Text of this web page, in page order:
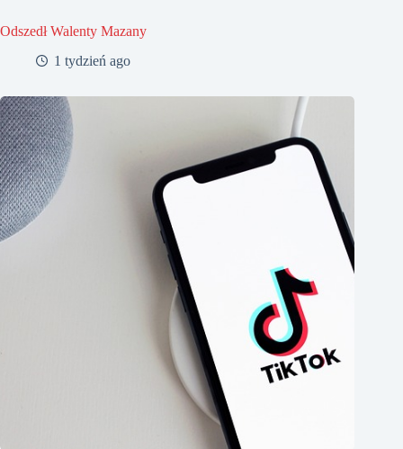
Odszedł Walenty Mazany
1 tydzień ago